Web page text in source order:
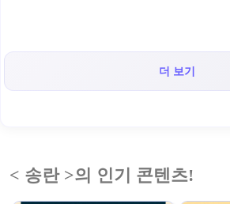
더 보기
< 송란 >의 인기 콘텐츠!